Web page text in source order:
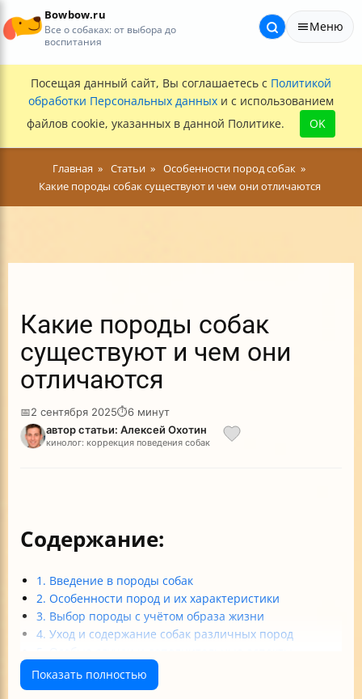
Bowbow.ru
Все о собаках: от выбора до
воспитания
Меню
Посещая данный сайт, Вы соглашаетесь с Политикой
обработки Персональных данных и с использованием
файлов cookie, указанных в данной Политике.
OK
Главная Статьи
Особенности пород собак
Какие породы собак существуют и чем они отличаются
Какие породы собак
существуют и чем они
отличаются
📅2 сентября 2025⏱6 минут
автор статьи: Алексей Охотин
кинолог: коррекция поведения собак
Содержание:
1. Введение в породы собак
2. Особенности пород и их характеристики
3. Выбор породы с учётом образа жизни
4. Уход и содержание собак различных пород
Итог
Показать полностью